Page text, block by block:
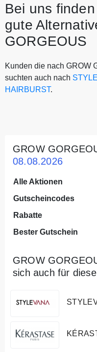
Bei uns
gute
GORGEOUS
Kunden die nach GROW
suchten auch nach
HAIRBURST.
GROW
08.08.2026
Alle Aktionen
Gutscheincodes
Rabatte
Bester Gutschein
GROW
sich auch für